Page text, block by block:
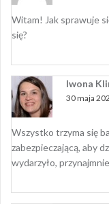
Witam! Jak sprawuje
się?
Iwona
30 maja
Wszystko trzyma się
zabezpieczającą, aby
wydarzyło,